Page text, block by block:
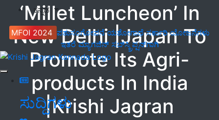
ಕನ್ನಡ
MFOI 2024 ಪಶುಸಂಗೋಪನೆ ಯಶೋಗಾಥೆ ಸರ್ಕಾರಿ ಯೋಜನೆಗಳು
ಇತರೆ ಮ್ಯಾಗಜಿನ್‌ ಸಬ್‌ಸ್ಕ್ರಿಪ್ಷನ್‌ಗಾಗಿ
ಸುದ್ದಿಗಳು
‘Millet Luncheon’ In
New Delhi |Japan To
Promote Its Agri-
products In India
|Krishi Jagran